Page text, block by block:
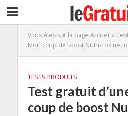
Vous êtes sur la page Accueil »
Mon coup de boost Nutri-
TESTS PRODUITS
Test gratuit
coup de boost